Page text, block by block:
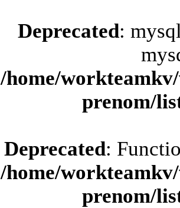
Deprecated:
/home/
prenom/
Deprecated:
/home/
prenom/